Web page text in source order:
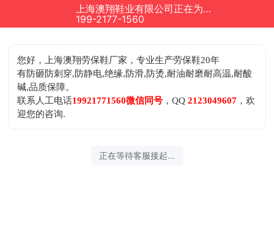
上海澳翔鞋业有限公司正在为您服务
199-2177-1560
您好，上海澳翔劳保鞋厂家，专业生产劳保鞋20年
有防砸防刺穿,防静电,绝缘,防滑,防烫,耐油耐磨耐高温,耐酸
碱,品质保障。
联系人工电话19921771560微信同号 ，QQ2123049607 ，欢
迎您的咨询.
正在等待客服接起...